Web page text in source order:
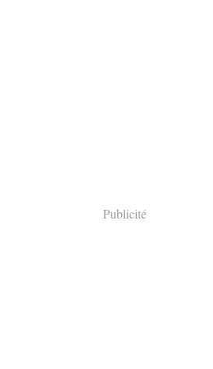
Publicité